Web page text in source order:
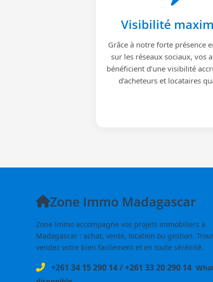
Visibilité
Grâce à notre forte présence
sur les réseaux sociaux, vos
bénéficient d’une visibilité
d’acheteurs et locataires
Zone Immo Madagascar
Zone Immo accompagne vos projets immobiliers à
Madagascar : achat, vente, location ou gestion.
vendez votre bien facilement et en toute sérénité.
+261 34 15 290 14/+261 33 20 290 14